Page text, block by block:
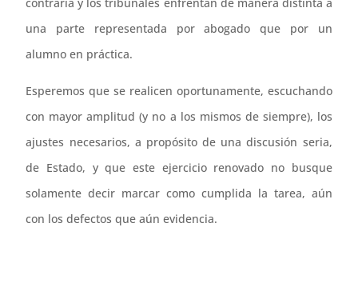
una parte representada por abogado que por un
alumno en práctica.
Esperemos que se realicen oportunamente, escuchando
con mayor amplitud (y no a los mismos de siempre), los
ajustes necesarios, a propósito de una discusión seria,
de Estado, y que este ejercicio renovado no busque
solamente decir marcar como cumplida la tarea, aún
con los defectos que aún evidencia.